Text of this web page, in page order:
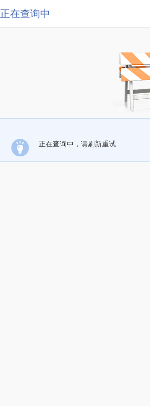
正在查询中
正在查询中，请刷新重试